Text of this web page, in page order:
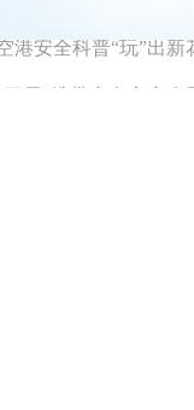
展“携带充电宝安全
六班
看这篇就够啦！
新添航线
安全科普“玩”出新